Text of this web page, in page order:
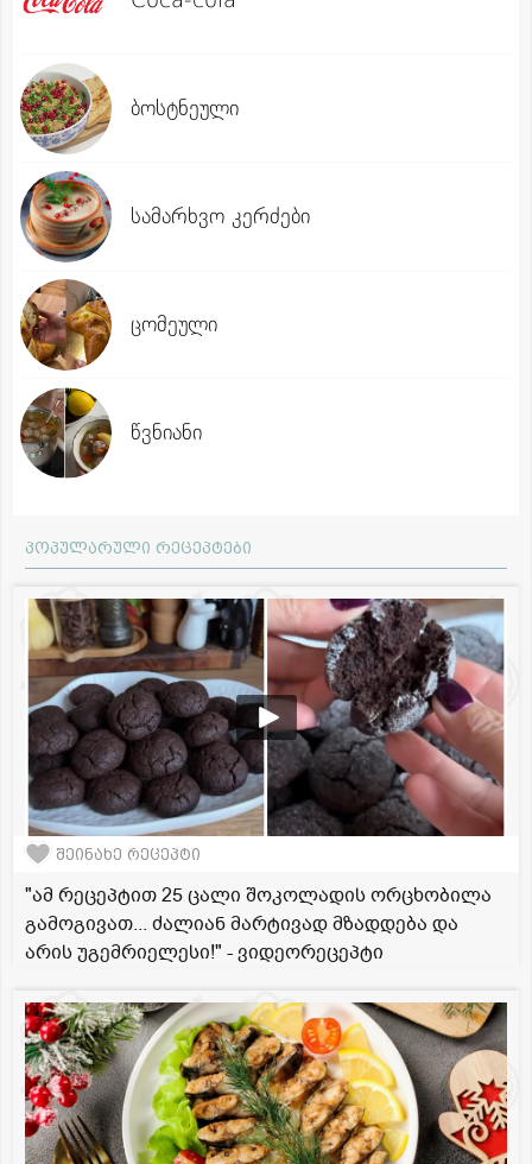
ბოსტნეული
სამარხვო კერძები
ცომეული
წვნიანი
პოპულარული რეცეპტები
შეინახე რეცეპტი
"ამ რეცეპტით 25 ცალი შოკოლადის ორცხობილა
გამოგივათ... ძალიან მარტივად მზადდება და
არის უგემრიელესი!" - ვიდეორეცეპტი